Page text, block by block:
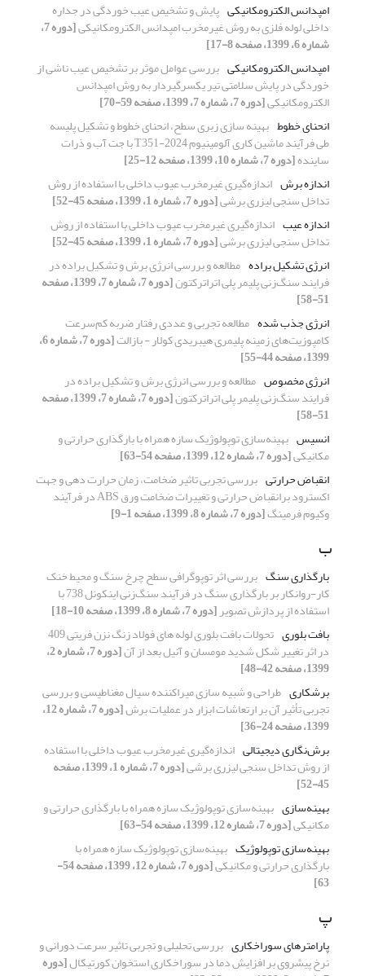
امپدانس الکترومکانیکی پایش و تشخیص عیب خوردگی در جداره
داخلی لوله فلزی به روش غیرمخرب امپدانس الکترومکانیکی [دوره 7،
شماره 6، 1399، صفحه 8-17]
امپدانس الکترومکانیکی بررسی عوامل موثر بر تشخیص عیب ناشی از
خوردگی در پایش سلامتی تیر یکسرگیردار به روش امپدانس
الکترومکانیکی[دوره 7، شماره 7، 1399، صفحه 59-70]
انحنای خطوط بهینه سازی زبری سطح، انحنای خطوط و تشکیل پلیسه
طی فرآیند ماشین کاری آلومینیوم 2024-T351 با جت آب و ذرات
ساینده[دوره 7، شماره 10، 1399، صفحه 12-25]
اندازه برش اندازه‌گیری غیرمخرب عیوب داخلی با استفاده از روش
تداخل سنجی لیزری برشی[دوره 7، شماره 1، 1399، صفحه 45-52]
اندازه عیب اندازه‌گیری غیرمخرب عیوب داخلی با استفاده از روش
تداخل سنجی لیزری برشی[دوره 7، شماره 1، 1399، صفحه 45-52]
انرژی تشکیل براده مطالعه و بررسی انرژی برش و تشکیل براده در
فرایند سنگ‌زنی پلیمر پلی اتراترکتون [دوره 7، شماره 7، 1399، صفحه
51-58]
انرژی جذب شده مطالعه تجربی و عددی رفتار ضربه کم‌سرعت
کامپوزیت‌های زمینه پلیمری هیبریدی کولار - بازالت [دوره 7، شماره 6،
1399، صفحه 44-55]
انرژی مخصوص مطالعه و بررسی انرژی برش و تشکیل براده در
فرایند سنگ‌زنی پلیمر پلی اتراترکتون [دوره 7، شماره 7، 1399، صفحه
51-58]
انسیس بهینه‌سازی توپولوژیک سازه همراه با بارگذاری حرارتی و
مکانیکی[دوره 7، شماره 12، 1399، صفحه 54-63]
انقباض حرارتی بررسی تجربی تاثیر ضخامت، زمان حرارت دهی و جهت
اکسترود برانقباض حرارتی و تغییرات ضخامت ورق ABS در فرآیند
وکیوم فرمینگ[دوره 7، شماره 8، 1399، صفحه 1-9]
ب
بارگذاری سنگ بررسی اثر توپوگرافی سطح چرخ سنگ و محیط خنک
کار-روانکار بر بارگذاری سنگ در فرآیند سنگ‌زنی اینکونل 738 با
استفاده از پردازش تصویر[دوره 7، شماره 8، 1399، صفحه 10-18]
بافت بلوری
تحولات بافت بلوری لوله های فولاد زنگ نزن فریتی 409
در اثر تغییر شکل شدید مومسان و آنیل بعد از آن [دوره 7، شماره 2،
1399، صفحه 42-48]
برشکاری طراحی و شبیه سازی میراکننده سیال مغناطیسی و بررسی
تجربی تأثیر آن بر ارتعاشات ابزار در عملیات برش [دوره 7، شماره 12،
1399، صفحه 24-36]
برش‌نگاری دیجیتالی اندازه‌گیری غیرمخرب عیوب داخلی با استفاده
از روش تداخل سنجی لیزری برشی [دوره 7، شماره 1، 1399، صفحه
45-52]
بهینه‌سازی بهینه‌سازی توپولوژیک سازه همراه با بارگذاری حرارتی و
مکانیکی[دوره 7، شماره 12، 1399، صفحه 54-63]
بهینه‌سازی توپولوژیک بهینه‌سازی توپولوژیک سازه همراه با
بارگذاری حرارتی و مکانیکی [دوره 7، شماره 12، 1399، صفحه 54-
63]
پ
پارامترهای سوراخکاری بررسی تحلیلی و تجربی تاثیر سرعت دورانی و
نرخ پیشروی بر افزایش دما در سوراخکاری استخوان کورتیکال[دوره